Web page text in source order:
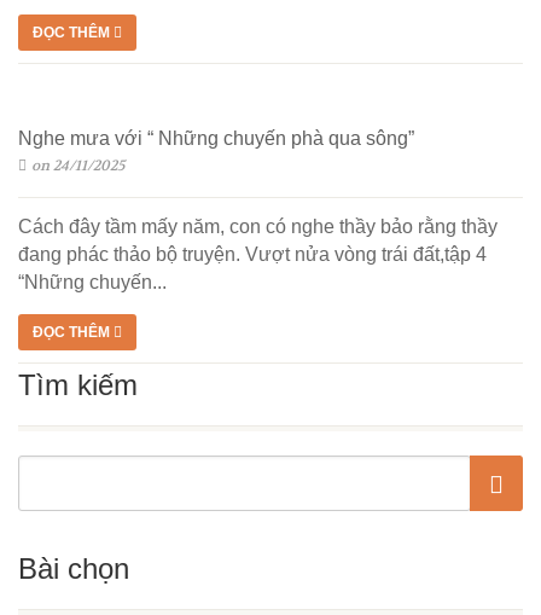
ĐỌC THÊM
Nghe mưa với “ Những chuyến phà qua sông”
on 24/11/2025
Cách đây tầm mấy năm, con có nghe thầy bảo rằng thầy
đang phác thảo bộ truyện. Vượt nửa vòng trái đất,tập 4
“Những chuyến...
ĐỌC THÊM
Tìm kiếm
Bài chọn